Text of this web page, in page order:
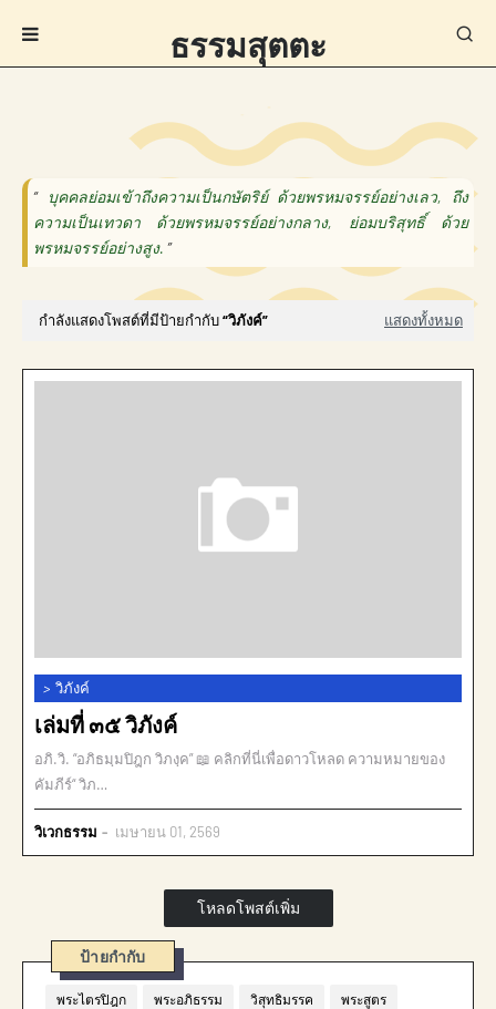
ธรรมสุตตะ
“ บุคคลย่อมเข้าถึงความเป็นกษัตริย์ ด้วยพรหมจรรย์อย่างเลว, ถึง
ความเป็นเทวดา ด้วยพรหมจรรย์อย่างกลาง, ย่อมบริสุทธิ์ ด้วย
พรหมจรรย์อย่างสูง. ”
— ขุ. ชา. มหา. ๒๘/ ๑๙๙. —
กำลังแสดงโพสต์ที่มีป้ายกำกับ วิภังค์ แสดงทั้งหมด
> วิภังค์
เล่มที่ ๓๕ วิภังค์
อภิ.วิ. “อภิธมฺมปิฎก วิภงฺค” 📖 คลิกที่นี่เพื่อดาวโหลด ความหมายของ
คัมภีร์“ วิภ…
วิเวกธรรม เมษายน 01, 2569
โหลดโพสต์เพิ่ม
ป้ายกำกับ
พระไตรปิฎก พระอภิธรรม วิสุทธิมรรค พระสูตร